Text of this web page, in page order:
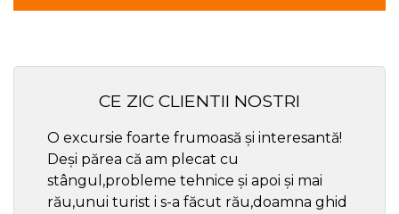
CE ZIC CLIENTII NOSTRI
O excursie foarte frumoasă și interesantă!
Deși părea că am plecat cu
stângul,probleme tehnice și apoi și mai
rău,unui turist i s-a făcut rău,doamna ghid